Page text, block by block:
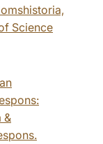
Science
&